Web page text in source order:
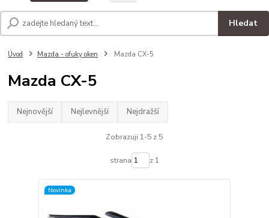
Hledat
Úvod Mazda - ofuky oken Mazda CX-5
Mazda CX-5
Nejnovější Nejlevnější Nejdražší
Zobrazuji 1-5 z 5
strana z 1
Novinka